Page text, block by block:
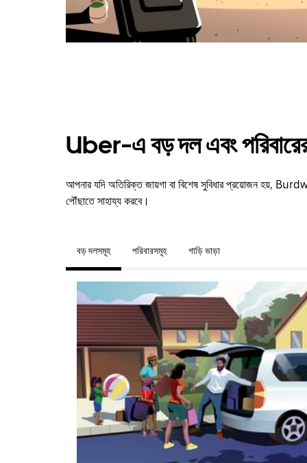
Uber-এ বড় দল এবং
আপনার যদি অতিরিক্ত জায়গা বা বিশেষ সুবিধার প্রয়োজন হয়,
পৌঁছাতে সাহায্য করবে।
বড় দলসমূহ পরিবারসমূহ গাড়ি ভাড়া